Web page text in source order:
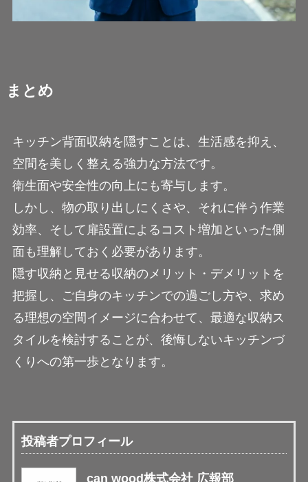
まとめ
キッチン背面収納を隠すことは、生活感を抑え、
空間を美しく整える強力な方法です。
衛生面や安全性の向上にも寄与します。
しかし、物の取り出しにくさや、それに伴う作業
効率、そして扉設置によるコスト増加といった側
面も理解しておく必要があります。
隠す収納と見せる収納のメリット・デメリットを
把握し、ご自身のキッチンでの過ごし方や、求め
る理想の空間イメージに合わせて、最適な収納ス
タイルを検討することが、後悔しないキッチンづ
くりへの第一歩となります。
投稿者プロフィール
can wood株式会社 広報部